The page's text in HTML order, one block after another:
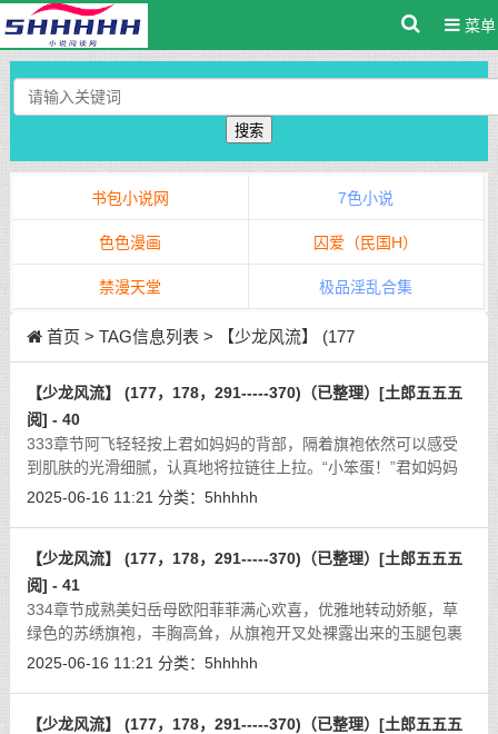
菜单
搜索
书包小说网 7色小说
色色漫画 囚爱（民国H）
禁漫天堂 极品淫乱合集
首页 > TAG信息列表 > 【少龙风流】 (177
【少龙风流】 (177，178，291-----370)（已整理）[土郎五五五
阅] - 40
333章节阿飞轻轻按上君如妈妈的背部，隔着旗袍依然可以感受
到肌肤的光滑细腻，认真地将拉链往上拉。“小笨蛋！”君如妈妈
突然娇躯轻颤，粉面绯红地瞪了儿子阿飞一眼，娇羞无比地嗔怪
2025-06-16 11:21 分类： 5hhhhh
【少龙风流】 (177，178，291-----370)（已整理）[土郎五五五
阅] - 41
334章节成熟美妇岳母欧阳菲菲满心欢喜，优雅地转动娇躯，草
绿色的苏绣旗袍，丰胸高耸，从旗袍开叉处裸露出来的玉腿包裹
着黑色透明玻璃丝袜，红色的细长高根鞋，一切都显得那么成熟
2025-06-16 11:21 分类： 5hhhhh
【少龙风流】 (177，178，291-----370)（已整理）[土郎五五五